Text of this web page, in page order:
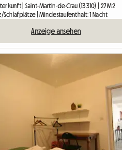
| Saint-Martin-de-Crau (13310) | 27 M2
Schlafplätze | Mindestaufenthalt: 1 Nacht
Anzeige ansehen